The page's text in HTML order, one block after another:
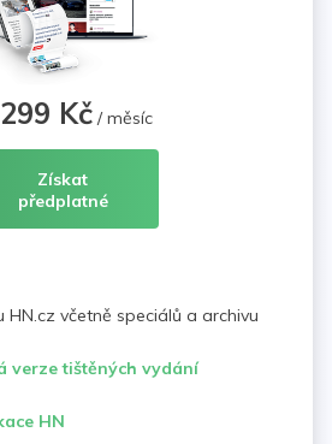
299 Kč/ měsíc
Získat
předplatné
HN.cz včetně speciálů a archivu
verze tištěných vydání
HN